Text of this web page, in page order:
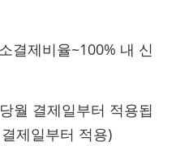
결제비율~100% 내 신
월 결제일부터 적용됩
제일부터 적용)